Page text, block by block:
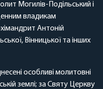
Могилів-Подільський і
владикам
Антоній
Вінницької та інших
особливі молитовні
землі; за Святу Церкву